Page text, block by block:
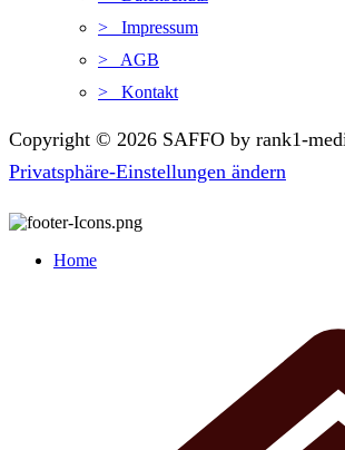
> Impressum
> AGB
> Kontakt
Copyright © 2026 SAFFO by rank1-
Privatsphäre-Einstellungen ändern
Home